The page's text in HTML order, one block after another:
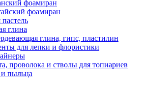
фоамиран
фоамиран
глина
глина, гипс, пластилин
для лепки и флористики
проволока и стволы для топиариев
пыльца